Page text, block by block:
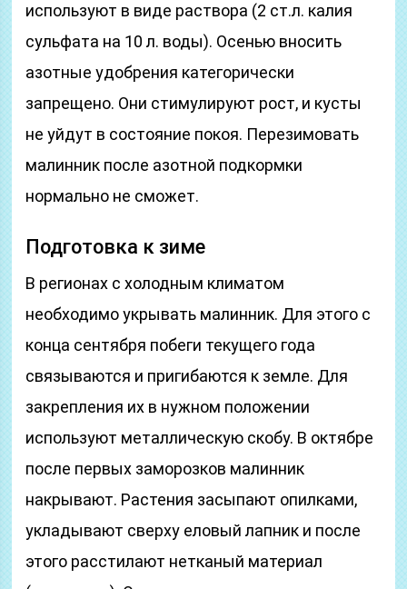
используют в виде раствора (2 ст.л. калия
сульфата на 10 л. воды). Осенью вносить
азотные удобрения категорически
запрещено. Они стимулируют рост, и кусты
не уйдут в состояние покоя. Перезимовать
малинник после азотной подкормки
нормально не сможет.
Подготовка к зиме
В регионах с холодным климатом
необходимо укрывать малинник. Для этого с
конца сентября побеги текущего года
связываются и пригибаются к земле. Для
закрепления их в нужном положении
используют металлическую скобу. В октябре
после первых заморозков малинник
накрывают. Растения засыпают опилками,
укладывают сверху еловый лапник и после
этого расстилают нетканый материал